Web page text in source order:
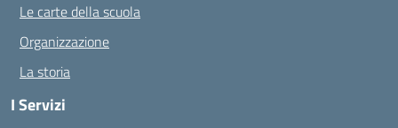
Le carte della scuola
Organizzazione
La storia
I Servizi